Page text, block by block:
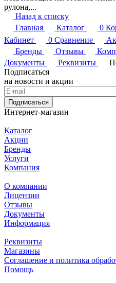
рулона,...
Назад к списку
Главная
Каталог 0
Кабинет
0 Сравнение
Бренды
Отзывы
Документы
Реквизиты
Подписаться
на новости и акции
Подписаться
Интернет-магазин
Каталог
Акции
Бренды
Услуги
Компания
О компании
Лицензии
Отзывы
Документы
Информация
Реквизиты
Магазины
Соглашение и политика
Помощь